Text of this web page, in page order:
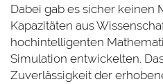
Dabei gab es sicher keinen
Kapazitäten aus
hochintelligenten
Simulation entwickelten.
Zuverlässigkeit der